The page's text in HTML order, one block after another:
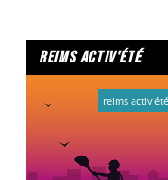
reims activ'été
reims activ'été